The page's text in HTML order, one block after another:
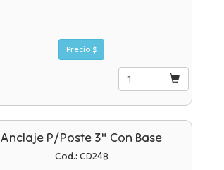
Precio $
Anclaje P/poste 3" Con Base
Cod.: CD248